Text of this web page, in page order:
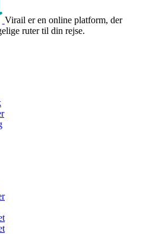
Virail er en online platform, der
ruter til din rejse.